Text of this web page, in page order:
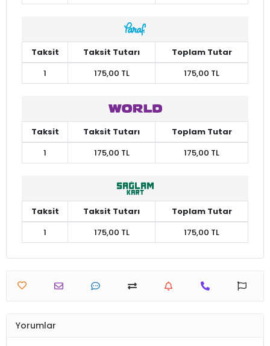
Taksit Taksit Tutarı
Toplam Tutar
1
175,00 TL 175,00 TL
Taksit Taksit Tutarı
Toplam Tutar
1
175,00 TL 175,00 TL
Taksit Taksit Tutarı
Toplam Tutar
1
175,00 TL 175,00 TL
Yorumlar